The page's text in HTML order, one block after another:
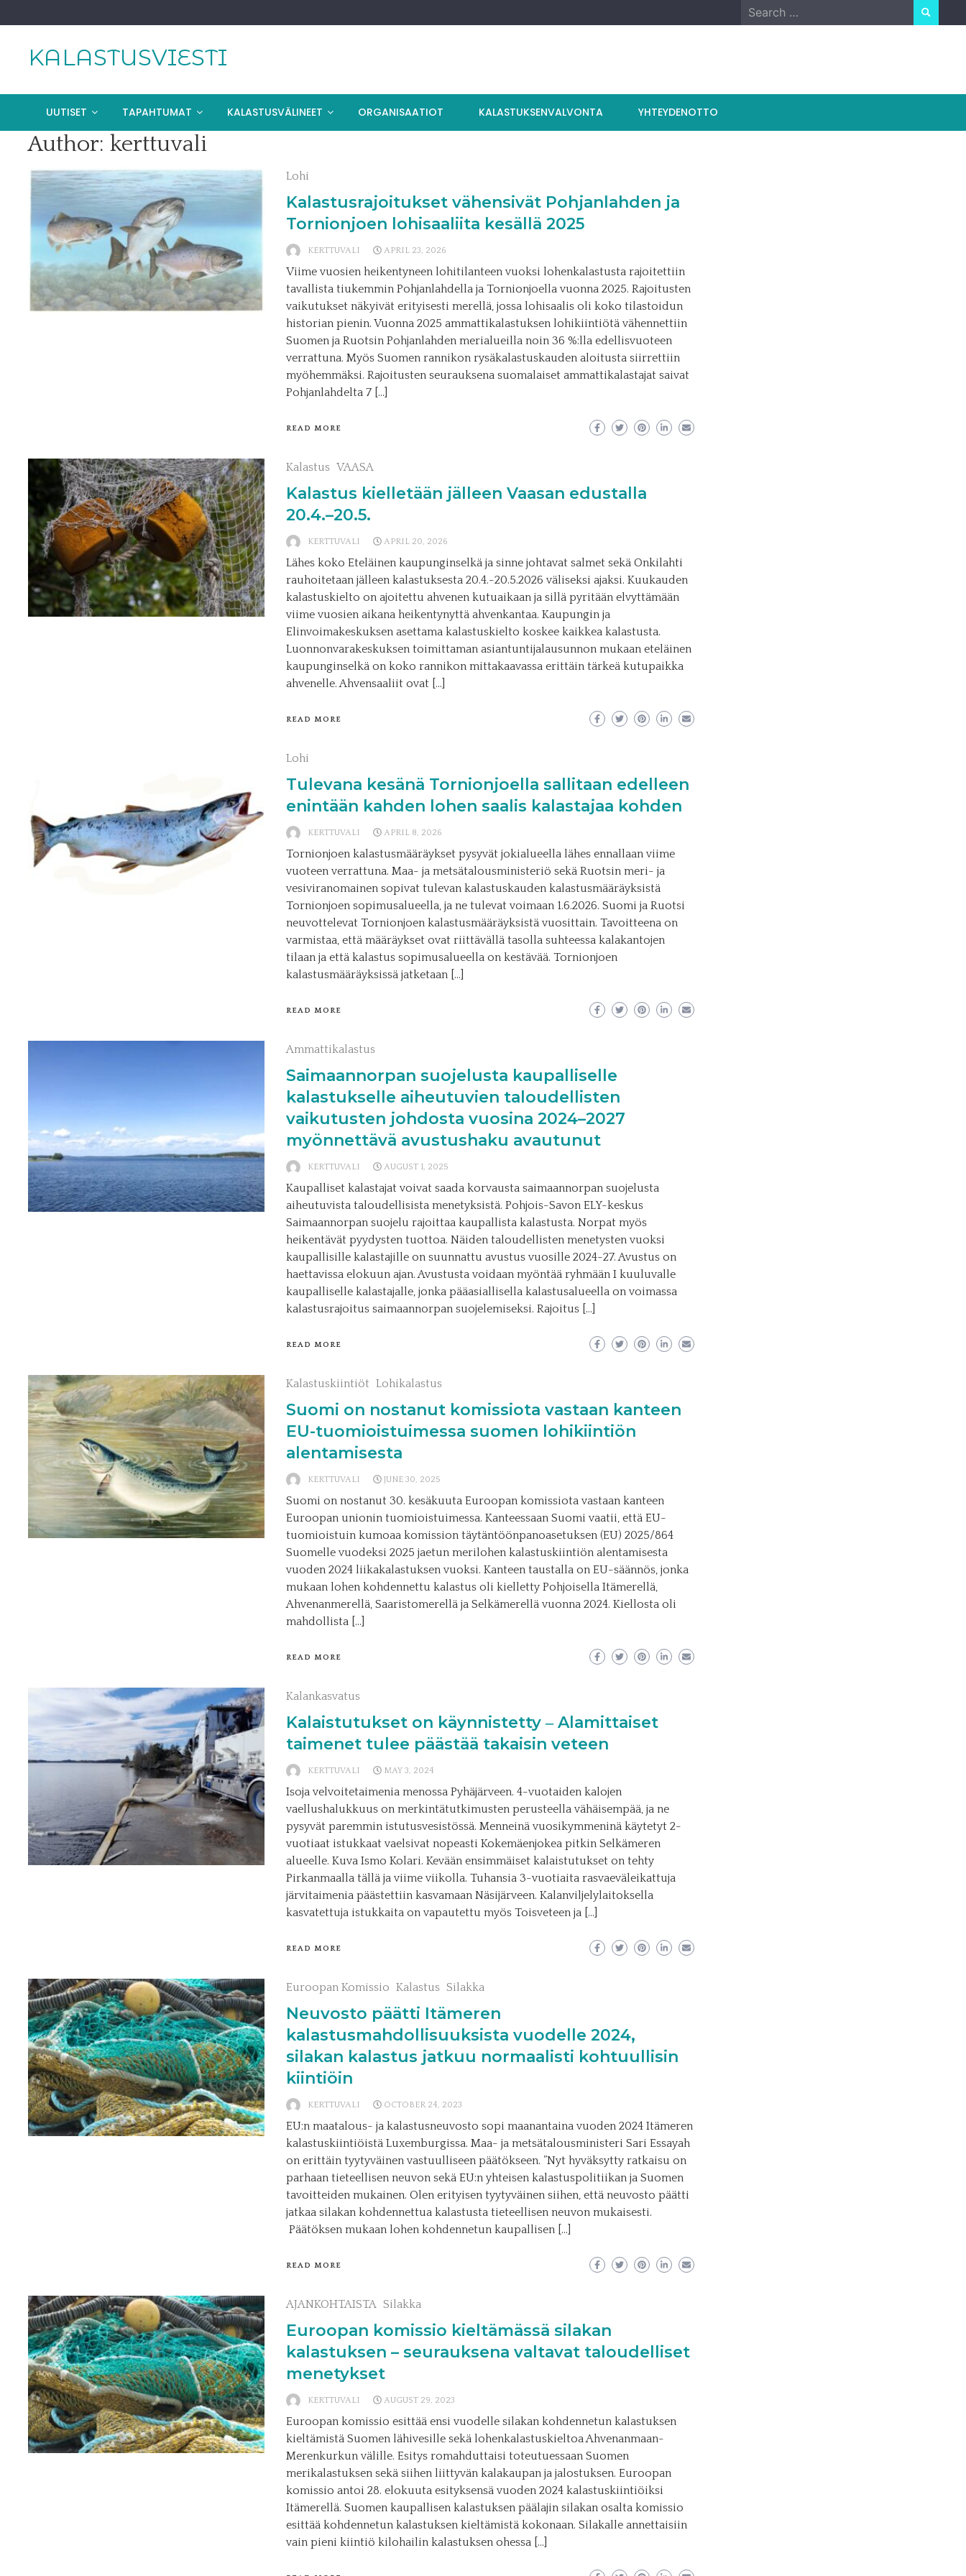
to
Search
for:
KALASTUSVIESTI
UUTISET TAPAHTUMAT KALASTUSVÄLINEET ORGANISAATIOT KALASTUKSENVALVONTA YHTEYDENOTTO
Author: kerttuvali
Lohi
Kalastusrajoitukset vähensivät Pohjanlahden ja
Tornionjoen lohisaaliita kesällä 2025
KERTTUVALI APRIL 23, 2026
Viime vuosien heikentyneen lohitilanteen vuoksi lohenkalastusta rajoitettiin
tavallista tiukemmin Pohjanlahdella ja Tornionjoella vuonna 2025. Rajoitusten
vaikutukset näkyivät erityisesti merellä, jossa lohisaalis oli koko tilastoidun
historian pienin. Vuonna 2025 ammattikalastuksen lohikiintiötä vähennettiin
Suomen ja Ruotsin Pohjanlahden merialueilla noin 36 %:lla edellisvuoteen
verrattuna. Myös Suomen rannikon rysäkalastuskauden aloitusta siirrettiin
myöhemmäksi. Rajoitusten seurauksena suomalaiset ammattikalastajat saivat
Pohjanlahdelta 7 […]
READ MORE
Kalastus VAASA
Kalastus kielletään jälleen Vaasan edustalla
20.4.–20.5.
KERTTUVALI APRIL 20, 2026
Lähes koko Eteläinen kaupunginselkä ja sinne johtavat salmet sekä Onkilahti
rauhoitetaan jälleen kalastuksesta 20.4.-20.5.2026 väliseksi ajaksi. Kuukauden
kalastuskielto on ajoitettu ahvenen kutuaikaan ja sillä pyritään elvyttämään
viime vuosien aikana heikentynyttä ahvenkantaa. Kaupungin ja
Elinvoimakeskuksen asettama kalastuskielto koskee kaikkea kalastusta.
Luonnonvarakeskuksen toimittaman asiantuntijalausunnon mukaan eteläinen
kaupunginselkä on koko rannikon mittakaavassa erittäin tärkeä kutupaikka
ahvenelle. Ahvensaaliit ovat […]
READ MORE
Lohi
Tulevana kesänä Tornionjoella sallitaan edelleen
enintään kahden lohen saalis kalastajaa kohden
KERTTUVALI APRIL 8, 2026
Tornionjoen kalastusmääräykset pysyvät jokialueella lähes ennallaan viime
vuoteen verrattuna. Maa- ja metsätalousministeriö sekä Ruotsin meri- ja
vesiviranomainen sopivat tulevan kalastuskauden kalastusmääräyksistä
Tornionjoen sopimusalueella, ja ne tulevat voimaan 1.6.2026. Suomi ja Ruotsi
neuvottelevat Tornionjoen kalastusmääräyksistä vuosittain. Tavoitteena on
varmistaa, että määräykset ovat riittävällä tasolla suhteessa kalakantojen
tilaan ja että kalastus sopimusalueella on kestävää. Tornionjoen
kalastusmääräyksissä jatketaan […]
READ MORE
Ammattikalastus
Saimaannorpan suojelusta kaupalliselle
kalastukselle aiheutuvien taloudellisten
vaikutusten johdosta vuosina 2024–2027
myönnettävä avustushaku avautunut
KERTTUVALI AUGUST 1, 2025
Kaupalliset kalastajat voivat saada korvausta saimaannorpan suojelusta
aiheutuvista taloudellisista menetyksistä. Pohjois-Savon ELY-keskus
Saimaannorpan suojelu rajoittaa kaupallista kalastusta. Norpat myös
heikentävät pyydysten tuottoa. Näiden taloudellisten menetysten vuoksi
kaupallisille kalastajille on suunnattu avustus vuosille 2024-27. Avustus on
haettavissa elokuun ajan. Avustusta voidaan myöntää ryhmään I kuuluvalle
kaupalliselle kalastajalle, jonka pääasiallisella kalastusalueella on voimassa
kalastusrajoitus saimaannorpan suojelemiseksi. Rajoitus […]
READ MORE
Kalastuskiintiöt Lohikalastus
Suomi on nostanut komissiota vastaan kanteen
EU-tuomioistuimessa suomen lohikiintiön
alentamisesta
KERTTUVALI JUNE 30, 2025
Suomi on nostanut 30. kesäkuuta Euroopan komissiota vastaan kanteen
Euroopan unionin tuomioistuimessa. Kanteessaan Suomi vaatii, että EU-
tuomioistuin kumoaa komission täytäntöönpanoasetuksen (EU) 2025/864
Suomelle vuodeksi 2025 jaetun merilohen kalastuskiintiön alentamisesta
vuoden 2024 liikakalastuksen vuoksi. Kanteen taustalla on EU-säännös, jonka
mukaan lohen kohdennettu kalastus oli kielletty Pohjoisella Itämerellä,
Ahvenanmerellä, Saaristomerellä ja Selkämerellä vuonna 2024. Kiellosta oli
mahdollista […]
READ MORE
Kalankasvatus
Kalaistutukset on käynnistetty ‒ Alamittaiset
taimenet tulee päästää takaisin veteen
KERTTUVALI MAY 3, 2024
Isoja velvoitetaimenia menossa Pyhäjärveen. 4-vuotaiden kalojen
vaellushalukkuus on merkintätutkimusten perusteella vähäisempää, ja ne
pysyvät paremmin istutusvesistössä. Menneinä vuosikymmeninä käytetyt 2-
vuotiaat istukkaat vaelsivat nopeasti Kokemäenjokea pitkin Selkämeren
alueelle. Kuva Ismo Kolari. Kevään ensimmäiset kalaistutukset on tehty
Pirkanmaalla tällä ja viime viikolla. Tuhansia 3-vuotiaita rasvaeväleikattuja
järvitaimenia päästettiin kasvamaan Näsijärveen. Kalanviljelylaitoksella
kasvatettuja istukkaita on vapautettu myös Toisveteen ja […]
READ MORE
Euroopan Komissio Kalastus Silakka
Neuvosto päätti Itämeren
kalastusmahdollisuuksista vuodelle 2024,
silakan kalastus jatkuu normaalisti kohtuullisin
kiintiöin
KERTTUVALI OCTOBER 24, 2023
EU:n maatalous- ja kalastusneuvosto sopi maanantaina vuoden 2024 Itämeren
kalastuskiintiöistä Luxemburgissa. Maa- ja metsätalousministeri Sari Essayah
on erittäin tyytyväinen vastuulliseen päätökseen. ”Nyt hyväksytty ratkaisu on
parhaan tieteellisen neuvon sekä EU:n yhteisen kalastuspolitiikan ja Suomen
tavoitteiden mukainen. Olen erityisen tyytyväinen siihen, että neuvosto päätti
jatkaa silakan kohdennettua kalastusta tieteellisen neuvon mukaisesti.
Päätöksen mukaan lohen kohdennetun kaupallisen […]
READ MORE
AJANKOHTAISTA Silakka
Euroopan komissio kieltämässä silakan
kalastuksen – seurauksena valtavat taloudelliset
menetykset
KERTTUVALI AUGUST 29, 2023
Euroopan komissio esittää ensi vuodelle silakan kohdennetun kalastuksen
kieltämistä Suomen lähivesille sekä lohenkalastuskieltoa Ahvenanmaan-
Merenkurkun välille. Esitys romahduttaisi toteutuessaan Suomen
merikalastuksen sekä siihen liittyvän kalakaupan ja jalostuksen. Euroopan
komissio antoi 28. elokuuta esityksensä vuoden 2024 kalastuskiintiöiksi
Itämerellä. Suomen kaupallisen kalastuksen päälajin silakan osalta komissio
esittää kohdennetun kalastuksen kieltämistä kokonaan. Silakalle annettaisiin
vain pieni kiintiö kilohailin kalastuksen ohessa […]